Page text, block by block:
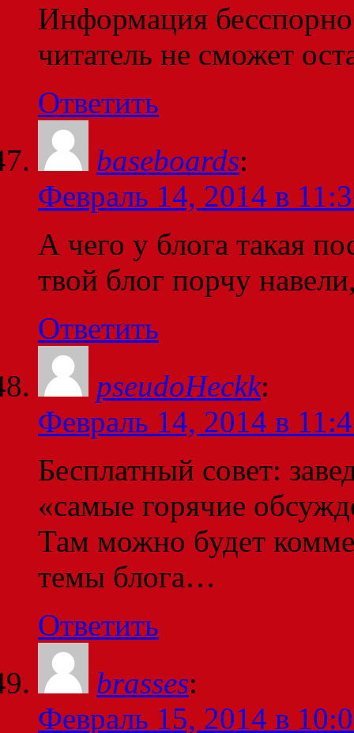
Информация
читатель не сможет
Ответить
baseboards:
Февраль 14, 2014 в
А чего у блога такая
твой блог порчу
Ответить
pseudoHeckk:
Февраль 14, 2014 в
Бесплатный совет:
«самые горячие
Там можно будет
темы блога…
Ответить
brasses:
Февраль 15, 2014 в